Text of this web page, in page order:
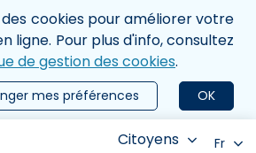
cookiescookies pour améliorer votre
ligne. Pour plus d'info, consultez
de gestion des cookies.
OK
mes préférences
Citoyens Fr